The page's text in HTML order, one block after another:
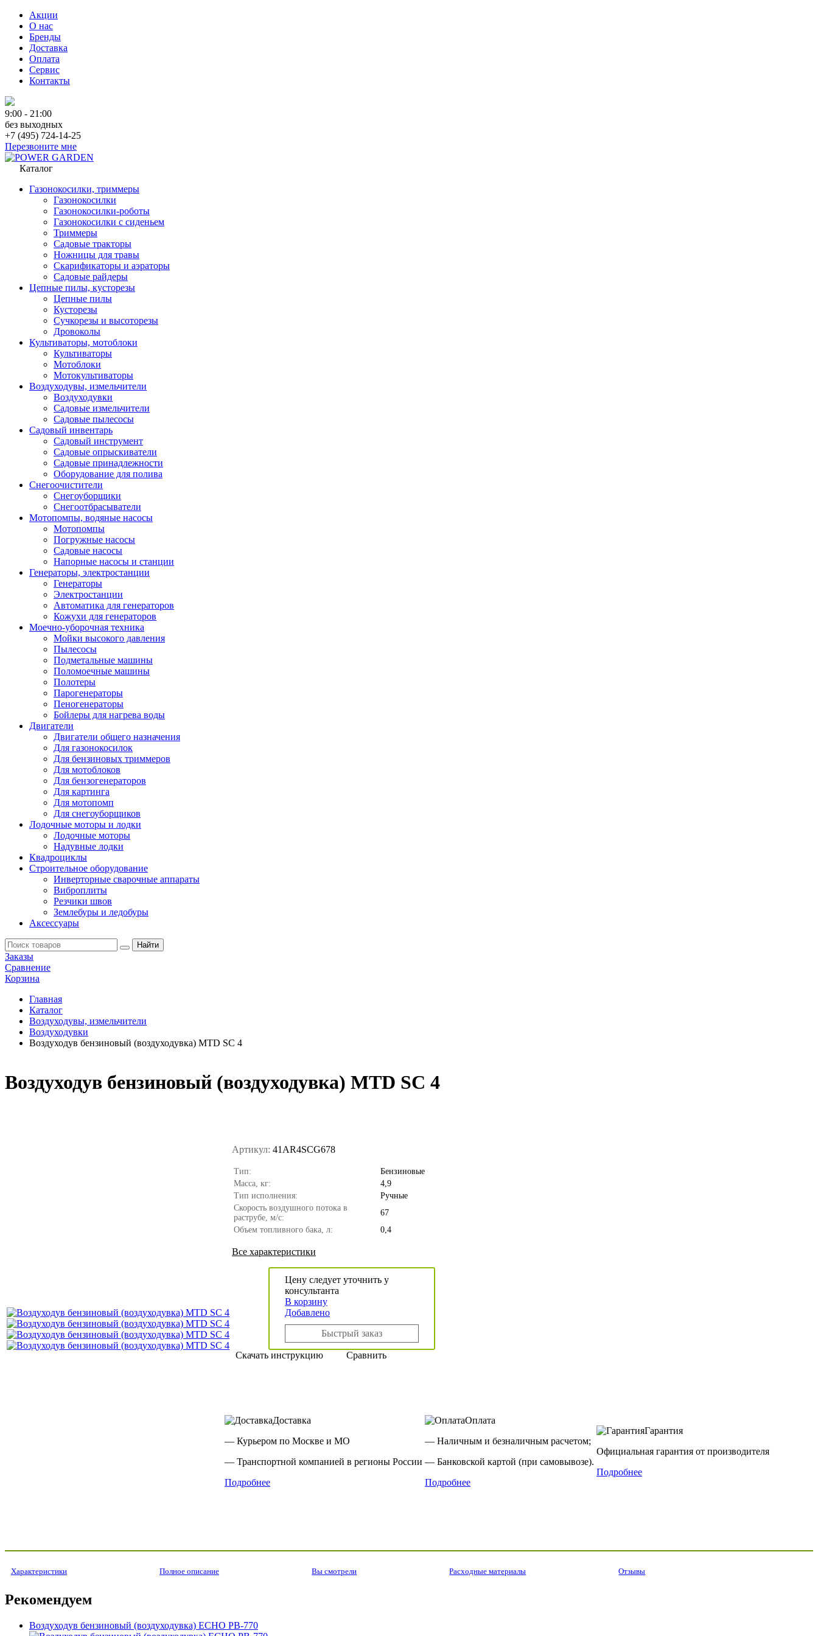
Акции
О нас
Бренды
Доставка
Оплата
Сервис
Контакты
9:00 - 21:00
без выходных
+7 (495) 724-14-25
Перезвоните мне
Каталог
Газонокосилки, триммеры
Газонокосилки
Газонокосилки-роботы
Газонокосилки с сиденьем
Триммеры
Садовые тракторы
Ножницы для травы
Скарификаторы и аэраторы
Садовые райдеры
Цепные пилы, кусторезы
Цепные пилы
Кусторезы
Сучкорезы и высоторезы
Дровоколы
Культиваторы, мотоблоки
Культиваторы
Мотоблоки
Мотокультиваторы
Воздуходувы, измельчители
Воздуходувки
Садовые измельчители
Садовые пылесосы
Садовый инвентарь
Садовый инструмент
Садовые опрыскиватели
Садовые принадлежности
Оборудование для полива
Снегоочистители
Снегоуборщики
Снегоотбрасыватели
Мотопомпы, водяные насосы
Мотопомпы
Погружные насосы
Садовые насосы
Напорные насосы и станции
Генераторы, электростанции
Генераторы
Электростанции
Автоматика для генераторов
Кожухи для генераторов
Моечно-уборочная техника
Мойки высокого давления
Пылесосы
Подметальные машины
Поломоечные машины
Полотеры
Парогенераторы
Пеногенераторы
Бойлеры для нагрева воды
Двигатели
Двигатели общего назначения
Для газонокосилок
Для бензиновых триммеров
Для мотоблоков
Для бензогенераторов
Для картинга
Для мотопомп
Для снегоуборщиков
Лодочные моторы и лодки
Лодочные моторы
Надувные лодки
Квадроциклы
Строительное оборудование
Инверторные сварочные аппараты
Виброплиты
Резчики швов
Землебуры и ледобуры
Аксессуары
Заказы
Сравнение
Корзина
Главная
Каталог
Воздуходувы, измельчители
Воздуходувки
Воздуходув бензиновый (воздуходувка) MTD SC 4
Воздуходув бензиновый (воздуходувка) MTD SC 4
Артикул: 41AR4SCG678
Тип:
Бензиновые
Масса, кг:
4,9
Тип исполнения:
Ручные
Скорость воздушного потока в
раструбе, м/с:
67
Объем топливного бака, л:
0,4
Все характеристики
Цену следует уточнить у
консультанта
В корзину
Добавлено
Быстрый заказ
Скачать инструкцию Сравнить
Доставка
— Курьером по Москве и МО
— Транспортной компанией в регионы России
Подробнее
Оплата
— Наличным и безналичным расчетом;
— Банковской картой (при самовывозе).
Подробнее
Гарантия
Официальная гарантия от производителя
Подробнее
Характеристики Полное описание Вы смотрели Расходные материалы Отзывы
Рекомендуем
Воздуходув бензиновый (воздуходувка) ECHO PB-770